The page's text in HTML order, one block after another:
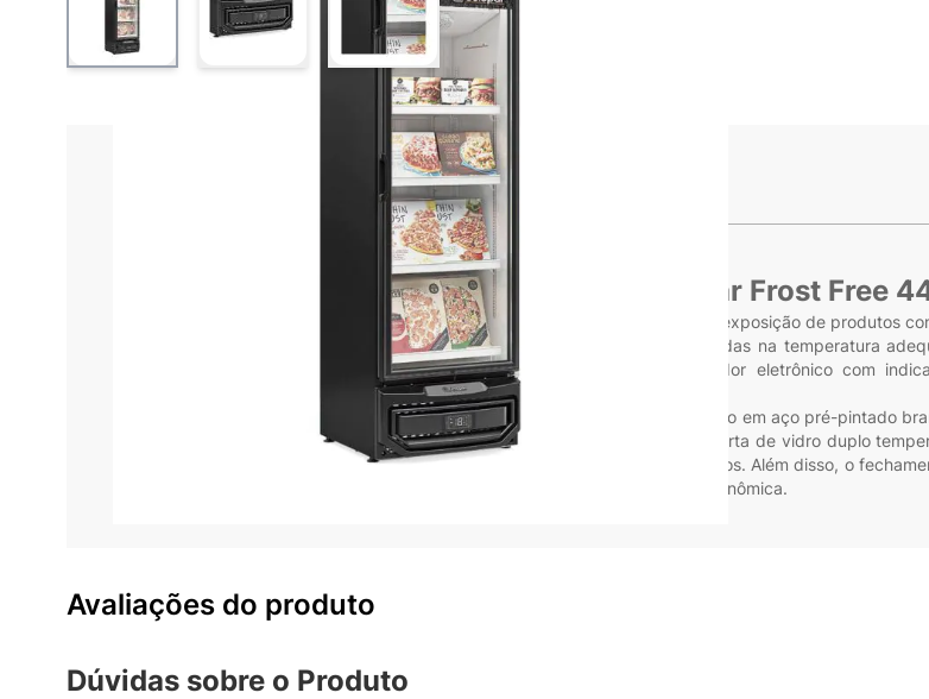
Freezer Vertical de Congelados Gelopar Frost Free
É a escolha ideal para quem busca eficiência e praticidade na conservação e exposição de produtos
desempenho, ele garante condições perfeitas para manter alimentos e bebidas na temperatura
-12°C, atendendo diferentes necessidades de conservação. Seu controlador eletrônico com
confiabilidade e precisão no armazenamento.
Com design moderno e durável, o equipamento conta com revestimento interno em aço pré-pintado
externo em aço tipo inox garante resistência e sofisticação ao ambiente. A porta de vidro duplo
condensação, assegurando sempre uma boa visibilidade dos produtos expostos. Além disso, o
no consumo de energia, tornando o conservador uma solução inteligente e econômica.
Características técnicas
Avaliações do produto
Dúvidas sobre o Produto